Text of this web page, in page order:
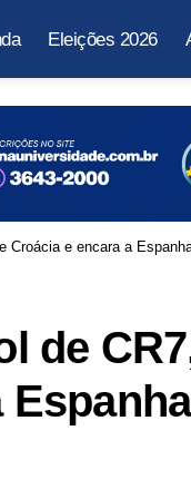
Eleições 2026
Croácia e encara a
de